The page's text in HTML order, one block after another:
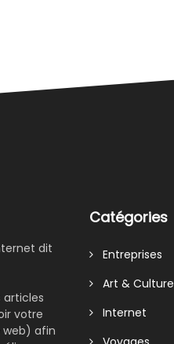
dit
articles
votre
web) afin
Catégories
Entreprises
Art & Culture
Internet